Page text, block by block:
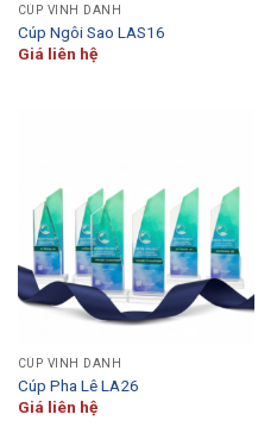
CÚP VINH DANH
Cúp Ngôi Sao LAS16
Giá liên hệ
CÚP VINH DANH
Cúp Pha Lê LA26
Giá liên hệ